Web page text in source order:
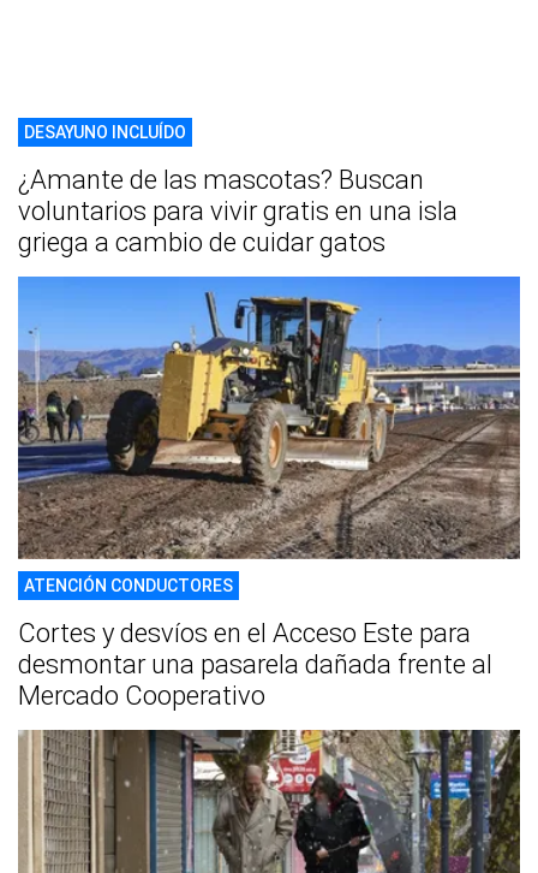
DESAYUNO INCLUÍDO
¿Amante de las mascotas? Buscan
voluntarios para vivir gratis en una isla
griega a cambio de cuidar gatos
ATENCIÓN CONDUCTORES
Cortes y desvíos en el Acceso Este para
desmontar una pasarela dañada frente al
Mercado Cooperativo